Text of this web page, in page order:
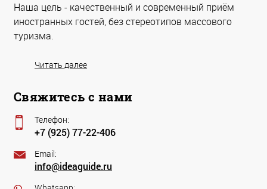
Наша цель - качественный и современный приём
иностранных гостей, без стереотипов массового
туризма.
Читать далее
Свяжитесь с нами
Телефон:
+7 (925) 77-22-406
Email:
info@ideaguide.ru